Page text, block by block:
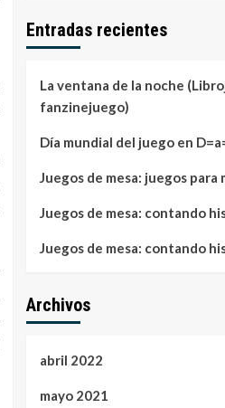
Entradas recientes
La ventana de la noche
fanzinejuego)
Día mundial del juego en
Juegos de mesa: juegos
Juegos de mesa: contando
Juegos de mesa: contando
Archivos
abril 2022
mayo 2021